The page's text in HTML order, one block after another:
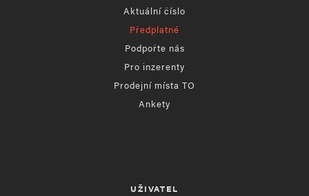
Aktuální číslo
Předplatné
Podpořte nás
Pro inzerenty
Prodejní místa TO
Ankety
UŽIVATEL